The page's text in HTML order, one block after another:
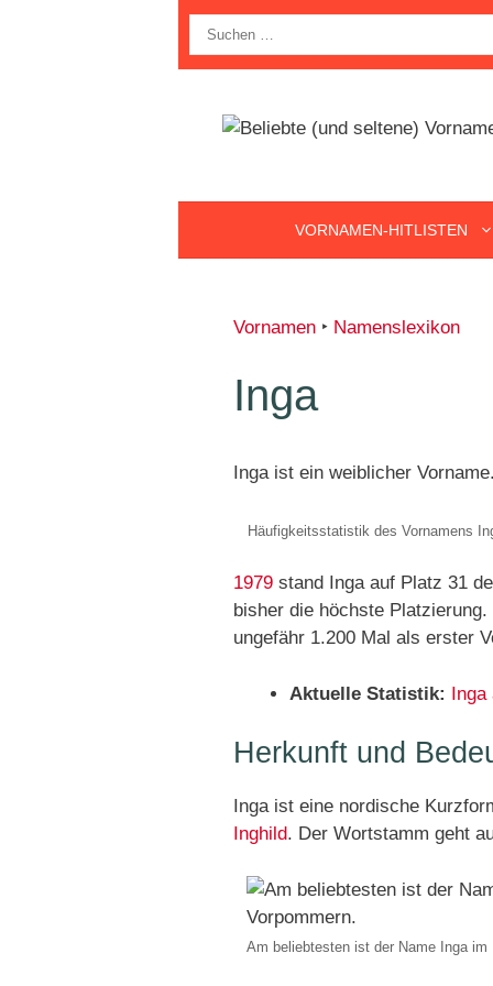
nach:
VORNAMEN-HITLISTEN
Vornamen ‣ Namenslexikon
Inga
Inga ist ein weiblicher Vorname.
Häufigkeitsstatistik des Vornamens
1979 stand Inga auf Platz 31
bisher die höchste
ungefähr 1.200 Mal als erster
Aktuelle Statistik: Inga
Herkunft und
Inga ist eine nordische
Inghild. Der Wortstamm geht
Am beliebtesten ist der Name Inga im